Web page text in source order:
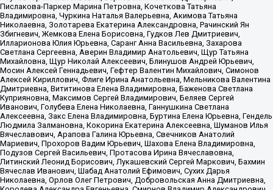
Пислакова-Паркер Марина Петровна, Кочеткова Татьяна
Владимировна, Чуркина Наталья Валерьевна, Акимова Татьяна
Николаевна, Золотарева Екатерина Александровна, Рачинский Ян
Збигневич, Жемкова Елена Борисовна, Гудков Лев Дмитриевич,
Илларионова Юлия Юрьевна, Саранг Анна Васильевна, Захарова
Светлана Сергеевна, Аверин Владимир Анатольевич, Щур Татьяна
Михайловна, Щур Николай Алексеевич, Блинушов Андрей Юрьевич,
Мосин Алексей Геннадьевич, Гефтер Валентин Михайлович, Симонов
Алексей Кириллович, Флиге Ирина Анатольевна, Мельникова Валентина
Дмитриевна, Вититинова Елена Владимировна, Баженова Светлана
Куприяновна, Максимов Сергей Владимирович, Беляев Сергей
Иванович, Голубева Елена Николаевна, Ганнушкина Светлана
Алексеевна, Закс Елена Владимировна, Буртина Елена Юрьевна, Гендель
Людмила Залмановна, Кокорина Екатерина Алексеевна, Шуманов Илья
Вячеславович, Арапова Галина Юрьевна, Свечников Анатолий
Мариевич, Прохоров Вадим Юрьевич, Шахова Елена Владимировна,
Подузов Сергей Васильевич, Протасова Ирина Вячеславовна,
Литинский Леонид Борисович, Лукашевский Сергей Маркович, Бахмин
Вячеслав Иванович, Шабад Анатолий Ефимович, Сухих Дарья
Николаевна, Орлов Олег Петрович, Добровольская Анна Дмитриевна,